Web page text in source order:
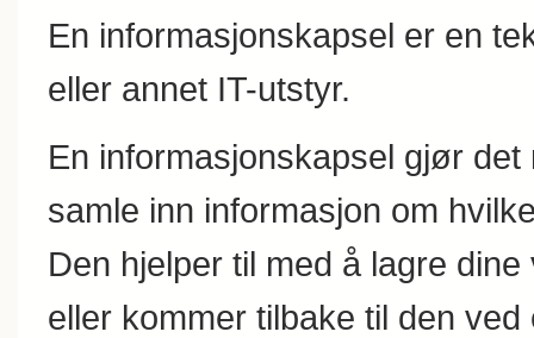
En informasjonskapsel er en
eller annet IT-utstyr.
En informasjonskapsel gjør
samle inn informasjon om
Den hjelper til med å lagre
eller kommer tilbake til den